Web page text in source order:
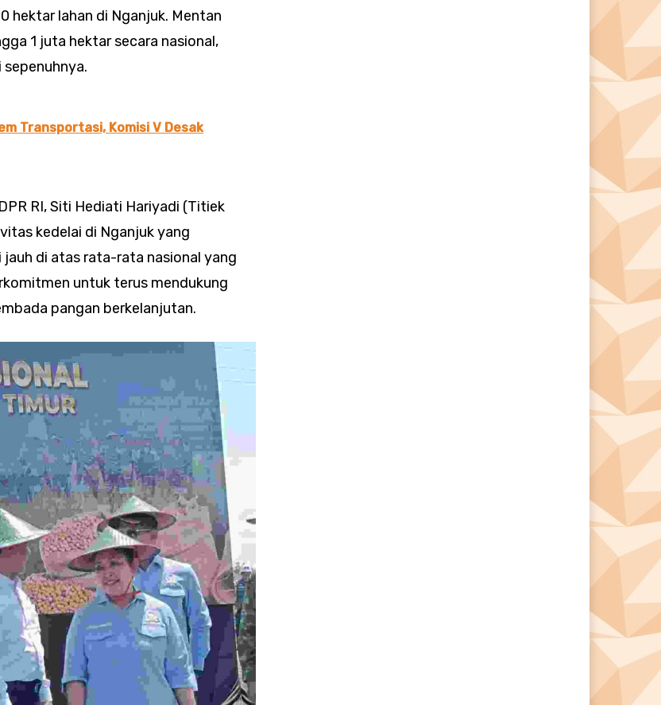
hektar lahan di Nganjuk. Mentan
1 juta hektar secara nasional,
Transportasi, Komisi V Desak
RI, Siti Hediati Hariyadi (Titiek
kedelai di Nganjuk yang
di atas rata-rata nasional yang
untuk terus mendukung
pangan berkelanjutan.